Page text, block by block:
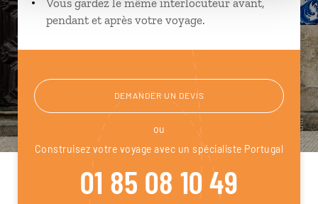
pendant et après votre voyage.
DEMANDER UN DEVIS
ou
Construisez votre voyage avec un spécialiste Portugal
01 85 08 10 49